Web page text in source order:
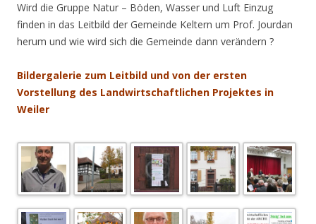
Wird die Gruppe Natur – Böden, Wasser und Luft Einzug
finden in das Leitbild der Gemeinde Keltern um Prof. Jourdan
herum und wie wird sich die Gemeinde dann verändern ?
Bildergalerie zum Leitbild und von der ersten
Vorstellung des Landwirtschaftlichen Projektes in
Weiler